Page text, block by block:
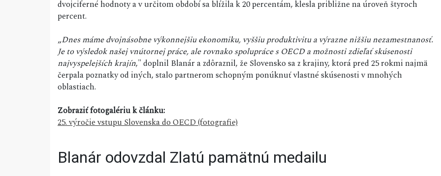
dvojciferné hodnoty a v určitom období sa blížila k 20 percentám, klesla približne na úroveň štyroch
percent.
„Dnes máme dvojnásobne výkonnejšiu ekonomiku, vyššiu produktivitu a výrazne nižšiu nezamestnanosť.
Je to výsledok našej vnútornej práce, ale rovnako spolupráce s OECD a možnosti zdieľať skúsenosti
najvyspelejších krajín," doplnil Blanár a zdôraznil, že Slovensko sa z krajiny, ktorá pred 25 rokmi najmä
čerpala poznatky od iných, stalo partnerom schopným ponúknuť vlastné skúsenosti v mnohých
oblastiach.
Zobraziť fotogalériu k článku:
25. výročie vstupu Slovenska do OECD (fotografie)
Blanár odovzdal Zlatú pamätnú medailu